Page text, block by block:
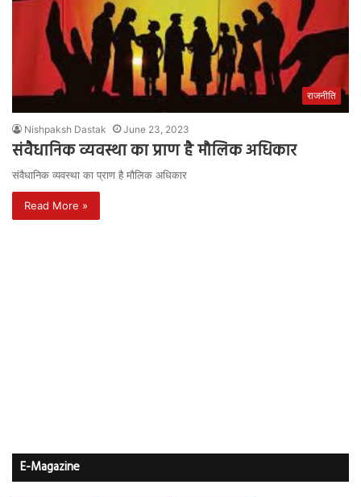
राजनीति
Nishpaksh Dastak June 23, 2023
संवैधानिक व्यवस्था का प्राण है मौलिक अधिकार
संवैधानिक व्यवस्था का प्राण है मौलिक अधिकार
Read More »
E-Magazine